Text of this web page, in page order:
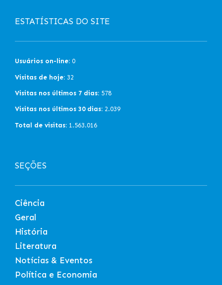
ESTATÍSTICAS DO SITE
Usuários on-line: 0
Visitas de hoje: 32
Visitas nos últimos 7 dias: 578
Visitas nos últimos 30 dias: 2.039
Total de visitas: 1.563.016
SEÇÕES
Ciência
Geral
História
Literatura
Notícias & Eventos
Política e Economia